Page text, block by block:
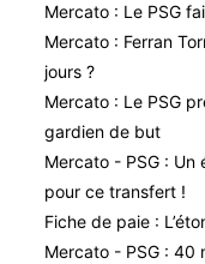
Mercato : Le PSG
Mercato : Ferran
jours ?
Mercato : Le PSG
gardien de but
Mercato - PSG : Un
pour ce transfert !
Fiche de paie :
Mercato - PSG : 40